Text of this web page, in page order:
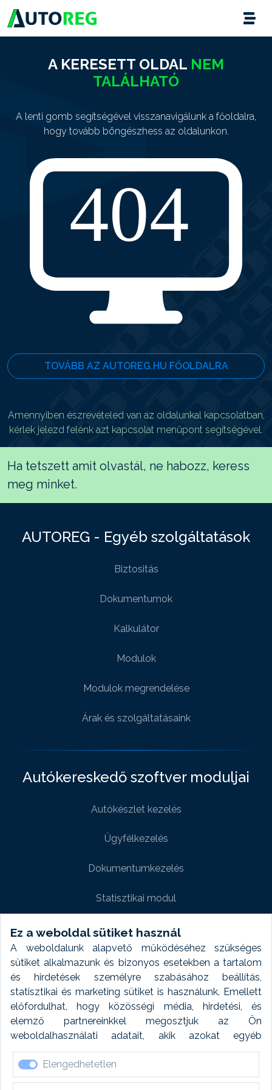
Ez a weboldal sütiket használ
A weboldalunk alapvető működéséhez szükséges
sütiket alkalmazunk és bizonyos esetekben a tartalom
és hirdetések személyre szabásához beállítás,
statisztikai és marketing sütiket is használunk. Emellett
előfordulhat, hogy közösségi média, hirdetési, és
elemző partnereinkkel megosztjuk az Ön
weboldalhasználati adatait, akik azokat egyéb
forrásokból gyűjtött adatokkal kombinálhatják. A sütik
elfogadásával kapcsolatosan naplózást végzünk és
ezen adatokat 6 hónap után automatikusan töröljük. A
Elengedhetetlen
A KERESETT OLDAL NEM
TALÁLHATÓ
A lenti gomb segítségével visszanavigálunk a főoldalra,
hogy tovább böngészhess az oldalunkon.
TOVÁBB AZ AUTOREG.HU FŐOLDALRA
Amennyiben észrevételed van az oldalunkal kapcsolatban,
kérlek jelezd felénk azt kapcsolat menüpont segítségével.
Ha tetszett amit olvastál, ne habozz, keress
meg minket.
AUTOREG - Egyéb szolgáltatások
Biztositás
Dokumentumok
Kalkulátor
Modulok
Modulok megrendelése
Árak és szolgáltatásaink
Autókereskedő szoftver moduljai
Autókészlet kezelés
Ügyfélkezelés
Dokumentumkezelés
Statisztikai modul
Weboldal modul
Fényképtár extra modul
Autómosó modul
Feladatütemezés